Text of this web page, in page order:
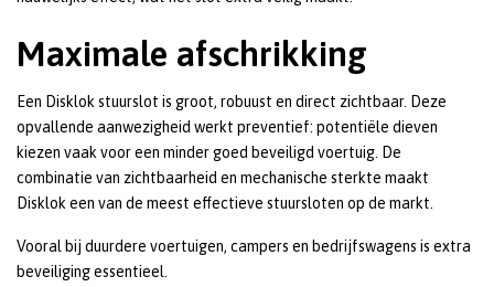
Maximale afschrikking
Een Disklok stuurslot is groot, robuust en direct zichtbaar. Deze
opvallende aanwezigheid werkt preventief: potentiële dieven
kiezen vaak voor een minder goed beveiligd voertuig. De
combinatie van zichtbaarheid en mechanische sterkte maakt
Disklok een van de meest effectieve stuursloten op de markt.
Vooral bij duurdere voertuigen, campers en bedrijfswagens is extra
beveiliging essentieel.